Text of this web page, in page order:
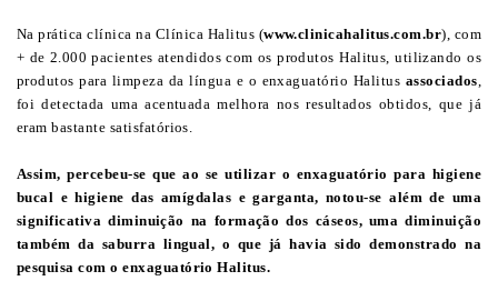
Na prática clínica na Clínica Halitus (www.clinicahalitus.com.br), com
+ de 2.000 pacientes atendidos com os produtos Halitus, utilizando os
produtos para limpeza da língua e o enxaguatório Halitus associados,
foi detectada uma acentuada melhora nos resultados obtidos, que já
eram bastante satisfatórios.
Assim, percebeu-se que ao se utilizar o enxaguatório para higiene
bucal e higiene das amígdalas e garganta, notou-se além de uma
significativa diminuição na formação dos cáseos, uma diminuição
também da saburra lingual, o que já havia sido demonstrado na
pesquisa com o enxaguatório Halitus.